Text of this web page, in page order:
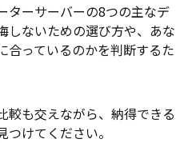
ターサーバーの8つの主なデ
しないための選び方や、あな
合っているのかを判断するた
較も交えながら、納得できる
けてください。